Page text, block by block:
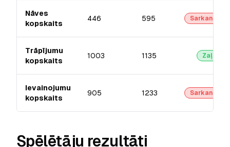
Nāves
kopskaits
446 595 Sarkanā
Trāpījumu
kopskaits
1003 1135 Zaļā
Ievainojumu
kopskaits
905 1233 Sarkanā
Spēlētāju rezultāti